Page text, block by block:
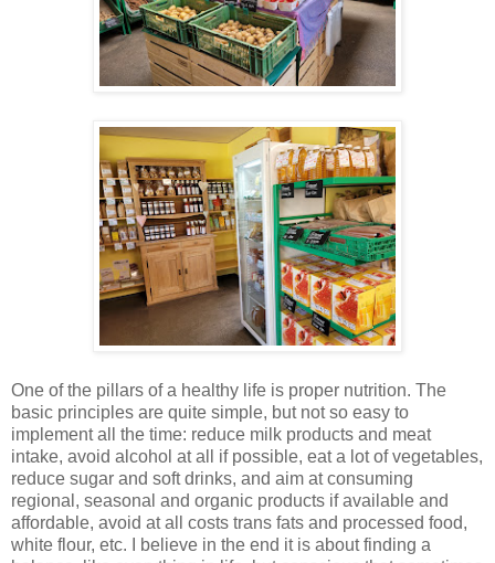
One of the pillars of a healthy life is proper nutrition. The
basic principles are quite simple, but not so easy to
implement all the time: reduce milk products and meat
intake, avoid alcohol at all if possible, eat a lot of vegetables,
reduce sugar and soft drinks, and aim at consuming
regional, seasonal and organic products if available and
affordable, avoid at all costs trans fats and processed food,
white flour, etc. I believe in the end it is about finding a